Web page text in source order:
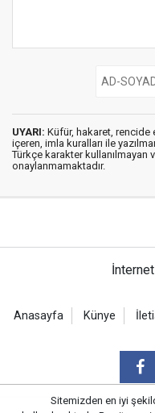
UYARI: Küfür, hakaret, rencide
içeren, imla kuralları ile
Türkçe karakter kullanılmayan
onaylanmamaktadır.
Anasayfa Künye
Sitemizden en iyi